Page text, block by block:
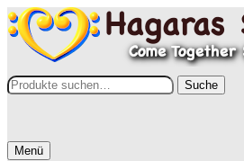
Zur
Navigation
springen
Zum
Inhalt
springen
Suche
Suche
Menü